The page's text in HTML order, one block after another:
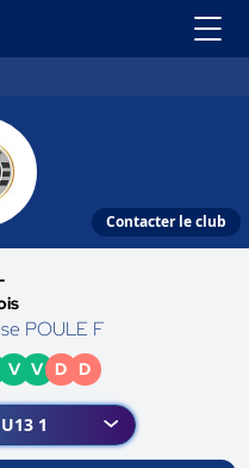
Contacter le club
POULE F
V V D D